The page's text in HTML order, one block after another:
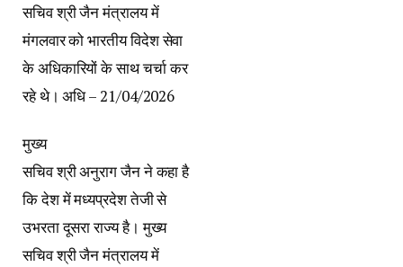
सचिव श्री जैन मंत्रालय में
मंगलवार को भारतीय विदेश सेवा
के अधिकारियों के साथ चर्चा कर
रहे थे। अधि – 21/04/2026
मुख्य
सचिव श्री अनुराग जैन ने कहा है
कि देश में मध्यप्रदेश तेजी से
उभरता दूसरा राज्य है। मुख्य
सचिव श्री जैन मंत्रालय में